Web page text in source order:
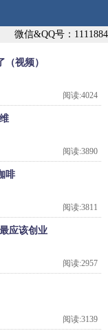
微信&QQ号：1111884
视频）
阅读:4024
阅读:3890
啡
阅读:3811
应该创业
阅读:2957
阅读:3139